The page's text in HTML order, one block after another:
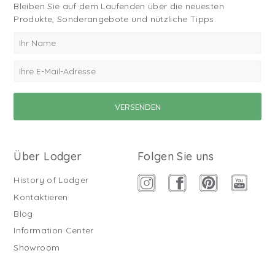
Bleiben Sie auf dem Laufenden über die neuesten
Produkte, Sonderangebote und nützliche Tipps.
Über Lodger
History of Lodger
Kontaktieren
Blog
Information Center
Showroom
Folgen Sie uns